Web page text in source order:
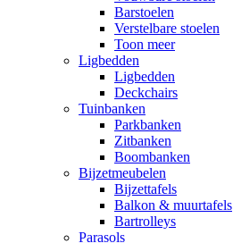
Barstoelen
Verstelbare stoelen
Toon meer
Ligbedden
Ligbedden
Deckchairs
Tuinbanken
Parkbanken
Zitbanken
Boombanken
Bijzetmeubelen
Bijzettafels
Balkon & muurtafels
Bartrolleys
Parasols